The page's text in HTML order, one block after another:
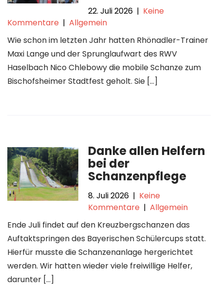
22. Juli 2026 | Keine
Kommentare | Allgemein
Wie schon im letzten Jahr hatten Rhönadler-Trainer
Maxi Lange und der Sprunglaufwart des RWV
Haselbach Nico Chlebowy die mobile Schanze zum
Bischofsheimer Stadtfest geholt. Sie […]
Danke allen Helfern
bei der
Schanzenpflege
8. Juli 2026 | Keine
Kommentare |Allgemein
Ende Juli findet auf den Kreuzbergschanzen das
Auftaktspringen des Bayerischen Schülercups statt.
Hierfür musste die Schanzenanlage hergerichtet
werden. Wir hatten wieder viele freiwillige Helfer,
darunter […]